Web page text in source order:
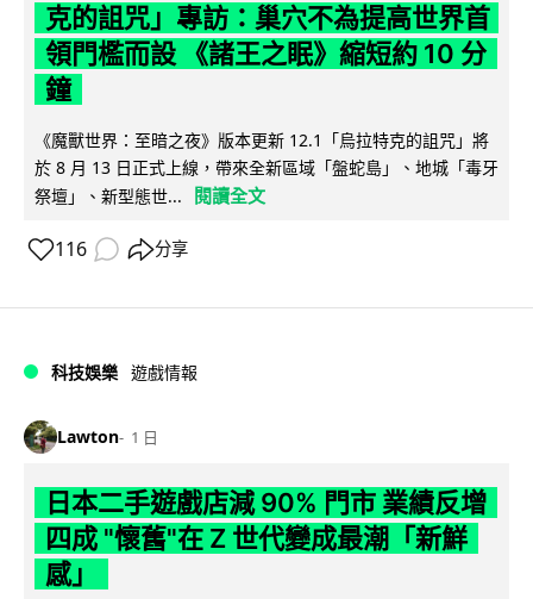
克的詛咒」專訪：巢穴不為提高世界首
領門檻而設 《諸王之眠》縮短約 10 分
鐘
《魔獸世界：至暗之夜》版本更新 12.1「烏拉特克的詛咒」將
於 8 月 13 日正式上線，帶來全新區域「盤蛇島」、地城「毒牙
祭壇」、新型態世...
閱讀全文
116 分享
科技娛樂 遊戲情報
Lawton 1 日
日本二手遊戲店減 90% 門市 業績反增
四成 "懷舊"在 Z 世代變成最潮「新鮮
感」